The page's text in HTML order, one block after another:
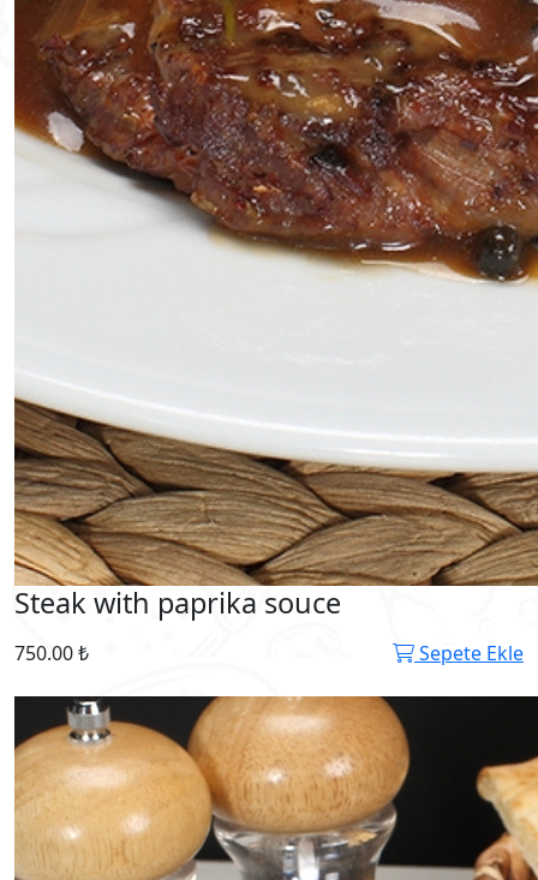
Steak with paprika souce
750.00 ₺ Sepete Ekle